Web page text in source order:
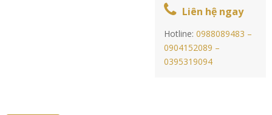
Liên hệ ngay
Hotline:0988089483 –
0904152089 –
0395319094